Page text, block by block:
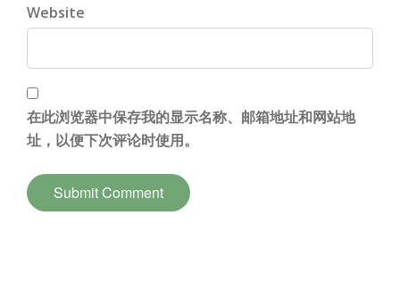
Website
在此浏览器中保存我的显示名称、邮箱地址和网站地
址，以便下次评论时使用。